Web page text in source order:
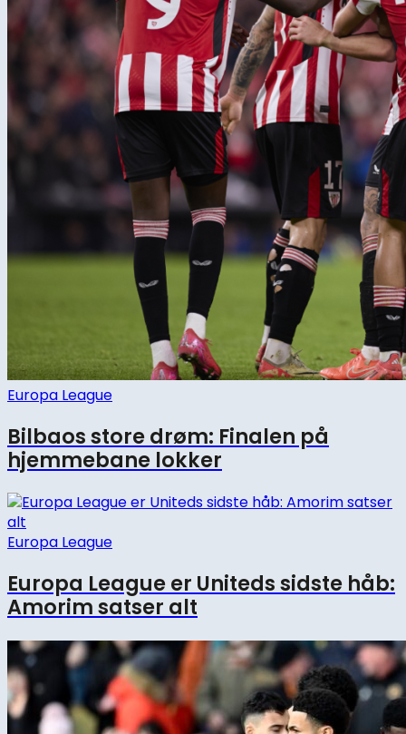
Europa League
Bilbaos store drøm: Finalen på
hjemmebane lokker
Europa League
Europa League er Uniteds sidste håb:
Amorim satser alt